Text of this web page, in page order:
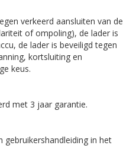
verkeerd aansluiten van de
of ompoling), de lader is
de lader is beveiligd tegen
kortsluiting en
keus.
met 3 jaar garantie.
gebruikershandleiding in het